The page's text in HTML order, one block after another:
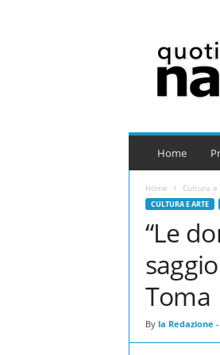
i
n
Home
Home Cultura e
CULTURA E ARTE
“Le
Toma
By la Redazione -